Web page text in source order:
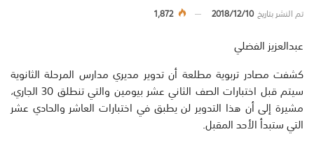
تم النشر بتاريخ2018/12/10
1,872
عبدالعزيز الفضلي
كشفت مصادر تربوية مطلعة أن تدوير مديري مدارس المرحلة الثانوية
سيتم قبل اختبارات الصف الثاني عشر بيومين والتي تنطلق 30 الجاري،
مشيرة إلى أن هذا التدوير لن يطبق في اختبارات العاشر والحادي عشر
التي ستبدأ الأحد المقبل.